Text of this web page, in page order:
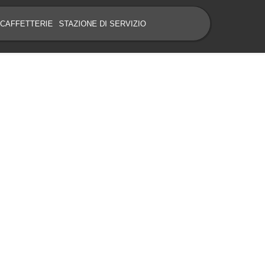
CAFFETTERIE STAZIONE DI SERVIZIO